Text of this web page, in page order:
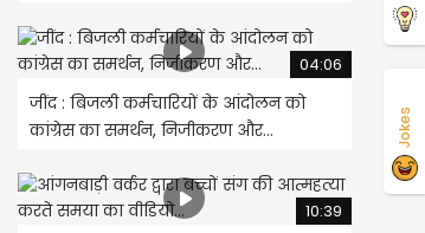
04:06
जींद : बिजली कर्मचारियों के आंदोलन को
कांग्रेस का समर्थन, निजीकरण और...
10:39
Jokes